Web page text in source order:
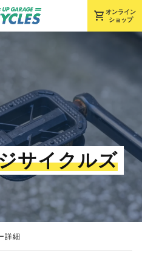
shopping_cart オンライン
ショップ
サイクルズ
詳細